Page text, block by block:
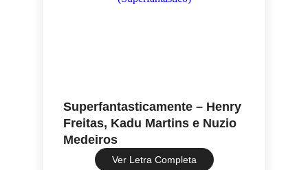
Superfantasticamente – Henry
Freitas, Kadu Martins e Nuzio
Medeiros
Ver Letra Completa